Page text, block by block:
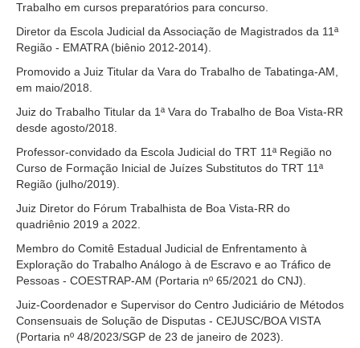
Comitê de Atenção Integral à Saúde de Magistrados e
Comitê de Segurança Permanente
Comitê de Combate ao Trabalho Infantil e de Estímulo à
Aprendizagem
Comitê de Incentivo à Participação Institucional Feminina
no âmbito do TRT-11
Comitê de Prevenção e Enfrentamento do Assédio
Moral, do Assédio Sexual e da Discriminação
Comitê Gestor do Plano de Contratações e Aquisições
Grupo Operacional do Centro de Inteligência
Comitê de Equidade de Raça, Gênero e Diversidade
Comitê PopRuaJud
Comissão de Justiça Itinerante
Trabalho em cursos preparatórios para concurso.
Diretor da Escola Judicial da Associação de Magistrados da 11ª
Região - EMATRA (biênio 2012-2014).
Promovido a Juiz Titular da Vara do Trabalho de Tabatinga-AM,
em maio/2018.
Juiz do Trabalho Titular da 1ª Vara do Trabalho de Boa Vista-RR
desde agosto/2018.
Professor-convidado da Escola Judicial do TRT 11ª Região no
Curso de Formação Inicial de Juízes Substitutos do TRT 11ª
Região (julho/2019).
Juiz Diretor do Fórum Trabalhista de Boa Vista-RR do
quadriênio 2019 a 2022.
Membro do Comitê Estadual Judicial de Enfrentamento à
Exploração do Trabalho Análogo à de Escravo e ao Tráfico de
Pessoas - COESTRAP-AM (Portaria nº 65/2021 do CNJ).
Juiz-Coordenador e Supervisor do Centro Judiciário de Métodos
Consensuais de Solução de Disputas - CEJUSC/BOA VISTA
(Portaria nº 48/2023/SGP de 23 de janeiro de 2023).